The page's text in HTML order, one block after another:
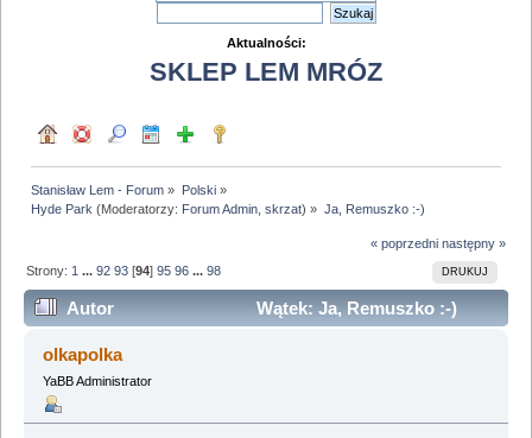
Aktualności:
SKLEP LEM MRÓZ
Stanisław Lem - Forum » Polski»
Hyde Park (Moderatorzy: Forum Admin ,skrzat) » Ja, Remuszko :-)
« poprzedni następny »
DRUKUJ
Strony: 1 ...92 93 [94]95 96 ...98
Autor
Wątek: Ja, Remuszko :-)
(Przeczytany 2520825 razy)
olkapolka
YaBB Administrator